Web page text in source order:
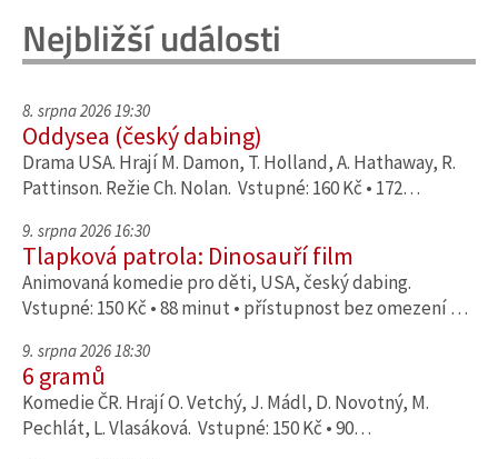
Nejbližší události
8. srpna 2026 19:30
Oddysea (český dabing)
Drama USA. Hrají M. Damon, T. Holland, A. Hathaway, R.
Pattinson. Režie Ch. Nolan. Vstupné: 160 Kč • 172…
9. srpna 2026 16:30
Tlapková patrola: Dinosauří film
Animovaná komedie pro děti, USA, český dabing.
Vstupné: 150 Kč • 88 minut • přístupnost bez omezení …
9. srpna 2026 18:30
6 gramů
Komedie ČR. Hrají O. Vetchý, J. Mádl, D. Novotný, M.
Pechlát, L. Vlasáková. Vstupné: 150 Kč • 90…